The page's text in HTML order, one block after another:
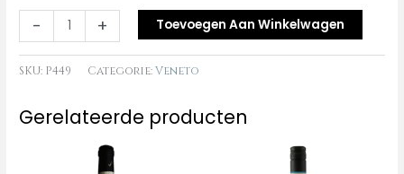
- + Toevoegen Aan Winkelwagen
SKU: P449 Categorie:Veneto
Gerelateerde producten